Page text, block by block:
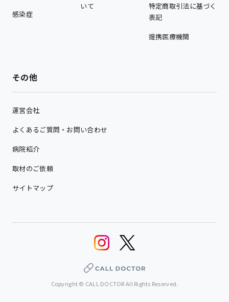
感染症
いて
特定商取引法に基づく
表記
提携医療機関
その他
運営会社
よくあるご質問・お問い合わせ
病院紹介
取材のご依頼
サイトマップ
Copyright © CALL DOCTOR All Rights Reserved.